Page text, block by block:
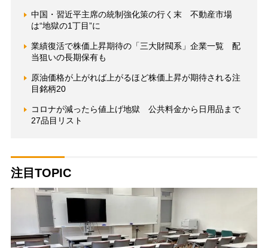
中国・習近平主席の統制強化策の行く末 不動産市場
は“地獄の1丁目”に
業績復活で株価上昇期待の「三大財閥系」企業一覧 配
当狙いの長期保有も
原油価格が上がれば上がるほど株価上昇が期待される注
目銘柄20
コロナが減ったら値上げ地獄 公共料金から日用品まで
27品目リスト
注目TOPIC